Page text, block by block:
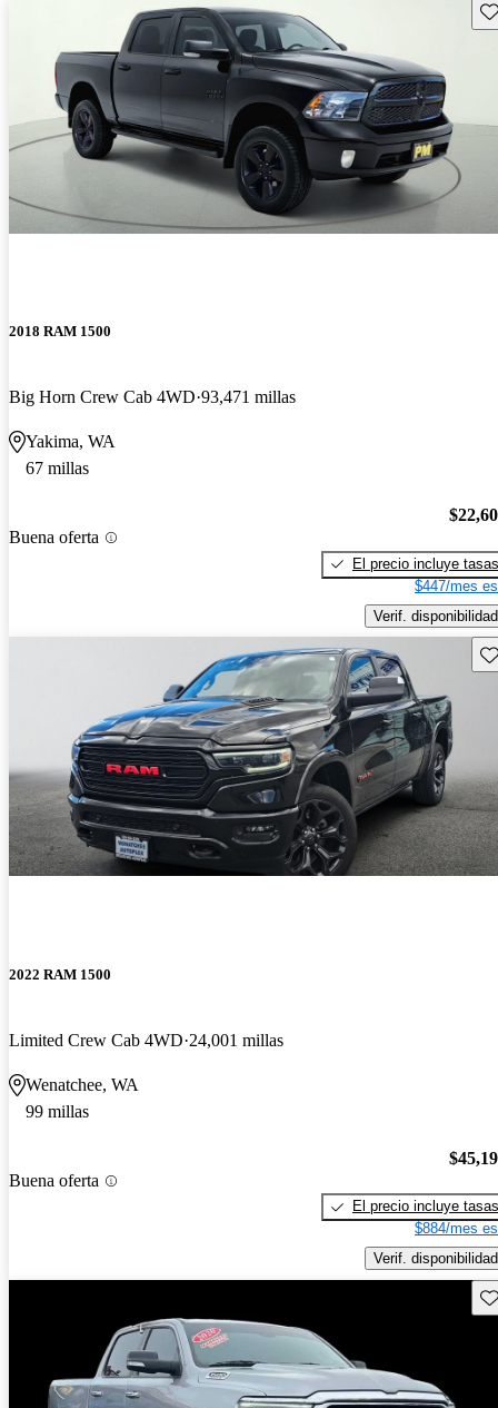
2018 RAM 1500
Big Horn Crew Cab 4WD 93,471 millas
Yakima, WA
67 millas
Buena oferta
El precio incluye tasas
$447/mes
Verif. disponibilidad
2022 RAM 1500
Limited Crew Cab 4WD 24,001 millas
Wenatchee, WA
99 millas
Buena oferta
El precio incluye tasas
$884/mes
Verif. disponibilidad